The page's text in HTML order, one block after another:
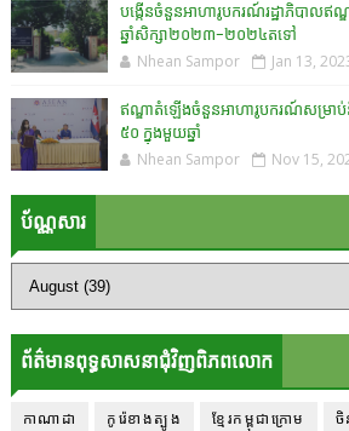
បង្កើនចំនួនអាហារូបករណ៍រដ្ឋាភិបាល
ឆ្នាំសិក្សា២០២៣-២០២៤តទៅ
Nhean Sampor Jan 13,
ឥណ្ឌាតំឡើងចំនួនអាហារូបករណ៍សម្រា
៥០ ក្នុងមួយឆ្នាំ
Nhean Sampor Nov 15,
ប័ណ្ណសារ
ព័ត៌មានពុទ្ធសាសនាជុំវិញពិភពលោក
កាណាដា កូរ៉េខាងត្បូង ខ្មែរកម្ពុជាក្រោម ចិ